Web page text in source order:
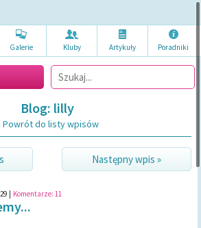
Galerie Kluby Artykuły Poradniki
Blog: lilly
Powrót do listy wpisów
Następny wpis »
Komentarze: 11